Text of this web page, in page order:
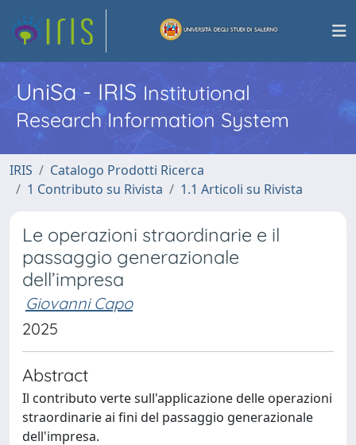
UniSa - IRISInstitutional
Research Information System
IRIS
Catalogo Prodotti Ricerca
1 Contributo su Rivista
1.1 Articoli su Rivista
Le operazioni straordinarie e il
passaggio generazionale
dell’impresa
Giovanni Capo
2025
Abstract
Il contributo verte sull'applicazione delle operazioni
straordinarie ai fini del passaggio generazionale
dell'impresa.